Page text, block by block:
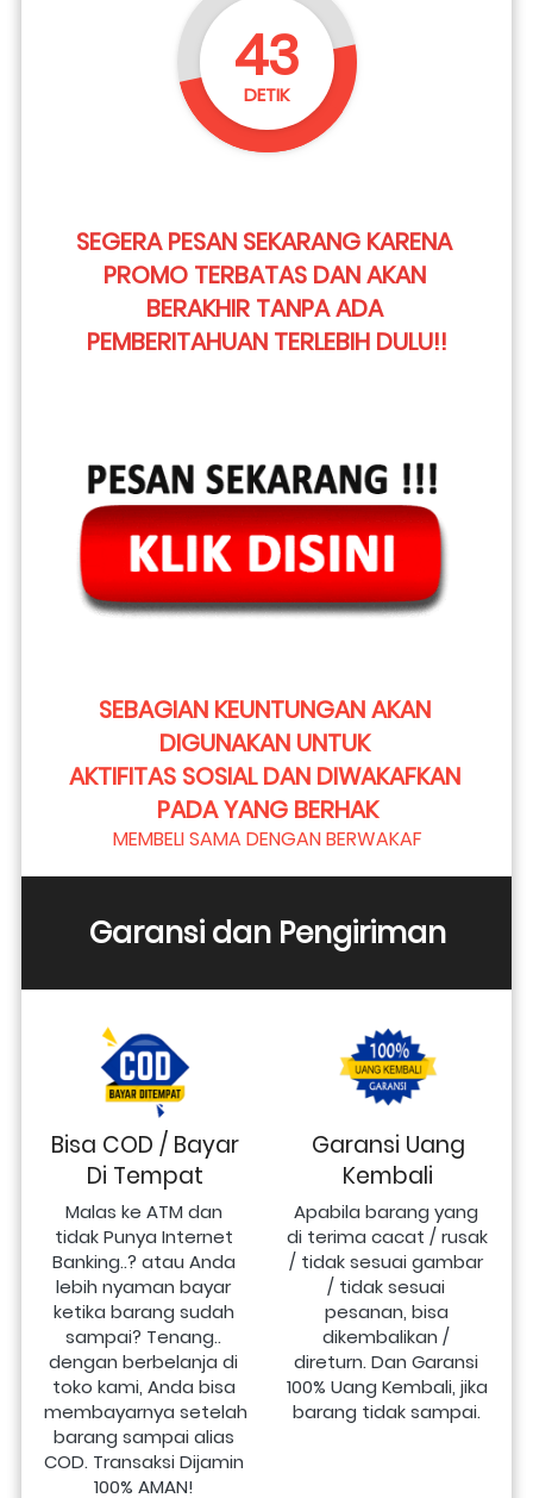
42
DETIK
SEGERA PESAN SEKARANG KARENA
PROMO TERBATAS DAN AKAN
BERAKHIR TANPA ADA
PEMBERITAHUAN TERLEBIH DULU!!
SEBAGIAN KEUNTUNGAN AKAN
DIGUNAKAN UNTUK
AKTIFITAS SOSIAL DAN DIWAKAFKAN
PADA YANG BERHAK
MEMBELI SAMA DENGAN BERWAKAF
Garansi dan Pengiriman
Bisa COD / Bayar
Di Tempat
Malas ke ATM dan
tidak Punya Internet
Banking..? atau Anda
lebih nyaman bayar
ketika barang sudah
sampai? Tenang..
dengan berbelanja di
toko kami, Anda bisa
membayarnya setelah
barang sampai alias
COD. Transaksi Dijamin
100% AMAN!
Garansi Uang
Kembali
Apabila barang yang
di terima cacat / rusak
/ tidak sesuai gambar
/ tidak sesuai
pesanan, bisa
dikembalikan /
direturn. Dan Garansi
100% Uang Kembali, jika
barang tidak sampai.